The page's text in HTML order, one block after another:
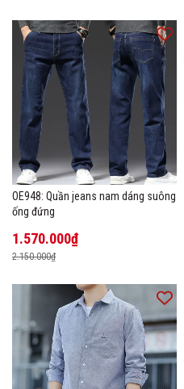
OE948: Quần jeans nam dáng suông
ống đứng
1.570.000₫
2.150.000₫